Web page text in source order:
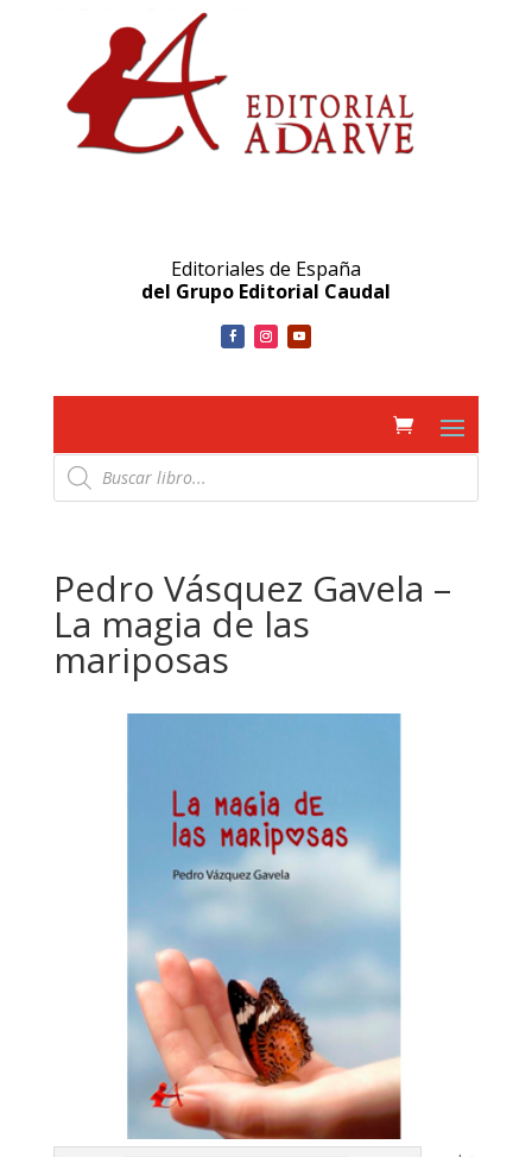
Editoriales de España
del Grupo Editorial Caudal
Búsqueda
de
productos
Pedro Vásquez Gavela –
La magia de las
mariposas